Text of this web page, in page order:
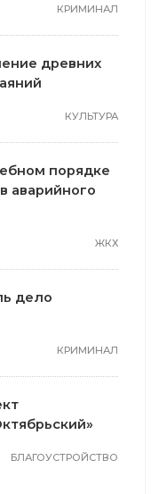
КРИМИНАЛ
древних
КУЛЬТУРА
порядке
аварийного
ЖКХ
дело
КРИМИНАЛ
БЛАГОУСТРОЙСТВО